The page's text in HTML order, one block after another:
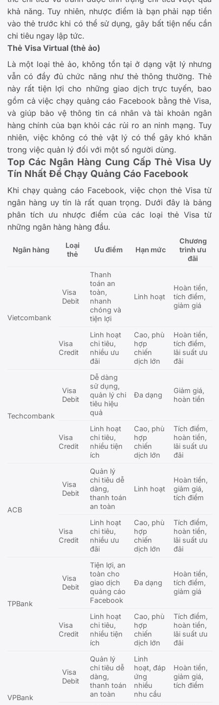
khả năng. Tuy nhiên, nhược điểm là bạn phải nạp tiền
vào thẻ trước khi có thể sử dụng, gây bất tiện nếu cần
chi tiêu ngay lập tức.
Thẻ Visa Virtual (thẻ ảo)
Là một loại thẻ ảo, không tồn tại ở dạng vật lý nhưng
vẫn có đầy đủ chức năng như thẻ thông thường. Thẻ
này rất tiện lợi cho những giao dịch trực tuyến, bao
gồm cả việc chạy quảng cáo Facebook bằng thẻ Visa,
và giúp bảo vệ thông tin cá nhân và tài khoản ngân
hàng chính của bạn khỏi các rủi ro an ninh mạng. Tuy
nhiên, việc không có thẻ vật lý có thể gây khó khăn
trong việc quản lý đối với một số người dùng.
Top Các Ngân Hàng Cung Cấp Thẻ Visa Uy
Tín Nhất Để Chạy Quảng Cáo Facebook
Khi chạy quảng cáo Facebook, việc chọn thẻ Visa từ
ngân hàng uy tín là rất quan trọng. Dưới đây là bảng
phân tích ưu nhược điểm của các loại thẻ Visa từ
những ngân hàng hàng đầu.
Ngân hàng
Loại
thẻ
Ưu điểm Hạn mức
Chương
trình ưu
đãi
Vietcombank
Visa
Debit
Thanh
toán an
toàn,
nhanh
chóng và
tiện lợi
Linh hoạt
Hoàn tiền,
tích điểm,
giảm giá
Visa
Credit
Linh hoạt
chi tiêu,
nhiều ưu
đãi
Cao, phù
hợp
chiến
dịch lớn
Hoàn tiền,
tích điểm,
lãi suất ưu
đãi
Techcombank
Visa
Debit
Dễ dàng
sử dụng,
quản lý chi
tiêu hiệu
quả
Đa dạng
Giảm giá,
hoàn tiền
Visa
Credit
Linh hoạt
chi tiêu,
nhiều tiện
ích
Cao, phù
hợp
chiến
dịch lớn
Tích điểm,
hoàn tiền,
lãi suất ưu
đãi
ACB
Visa
Debit
Quản lý
chi tiêu dễ
dàng,
thanh toán
an toàn
Linh hoạt
Hoàn tiền,
giảm giá,
tích điểm
Visa
Credit
Linh hoạt
chi tiêu,
nhiều ưu
đãi
Cao, phù
hợp
chiến
dịch lớn
Tích điểm,
hoàn tiền,
lãi suất ưu
đãi
TPBank
Visa
Debit
Tiện lợi, an
toàn cho
giao dịch
quảng cáo
Facebook
Đa dạng
Hoàn tiền,
tích điểm,
giảm giá
Visa
Credit
Linh hoạt
chi tiêu,
nhiều tiện
ích
Cao, phù
hợp
chiến
dịch lớn
Tích điểm,
hoàn tiền,
lãi suất ưu
đãi
VPBank
Visa
Debit
Quản lý
chi tiêu dễ
dàng,
thanh toán
an toàn
Linh
hoạt, đáp
ứng
nhiều
nhu cầu
Hoàn tiền,
giảm giá,
tích điểm